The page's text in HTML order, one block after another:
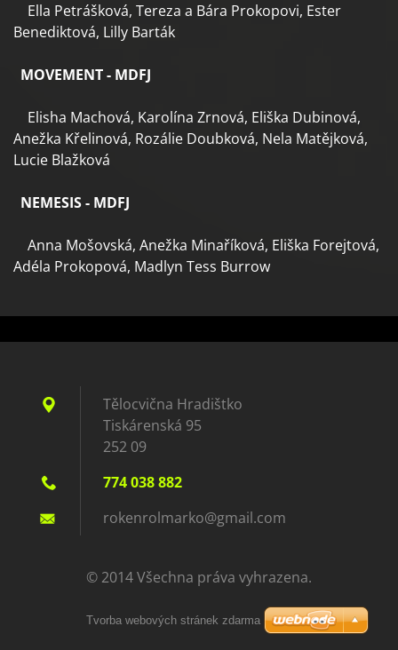
Ella Petrášková, Tereza a Bára Prokopovi, Ester
Benediktová, Lilly Barták
MOVEMENT - MDFJ
Elisha Machová, Karolína Zrnová, Eliška Dubinová,
Anežka Křelinová, Rozálie Doubková, Nela Matějková,
Lucie Blažková
NEMESIS - MDFJ
Anna Mošovská, Anežka Minaříková, Eliška Forejtová,
Adéla Prokopová, Madlyn Tess Burrow
Tělocvična Hradištko
Tiskárenská 95
252 09
774 038 882
rokenrolmarko@gmail.com
© 2014 Všechna práva vyhrazena.
Tvorba webových stránek zdarma